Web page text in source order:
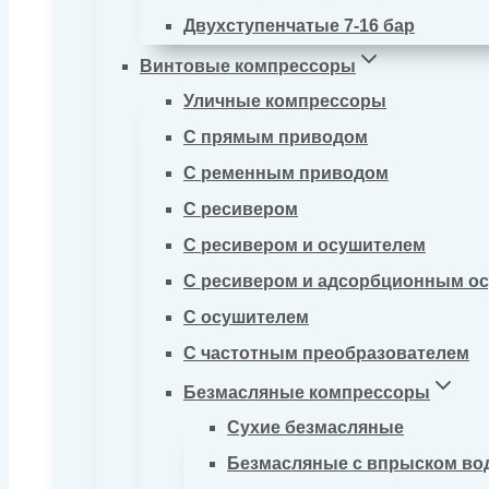
Двухступенчатые 7-16 бар
Винтовые компрессоры
Уличные компрессоры
С прямым приводом
С ременным приводом
С ресивером
С ресивером и осушителем
С ресивером и адсорбционным
С осушителем
С частотным преобразователем
Безмасляные компрессоры
Сухие безмасляные
Безмасляные с впрыском